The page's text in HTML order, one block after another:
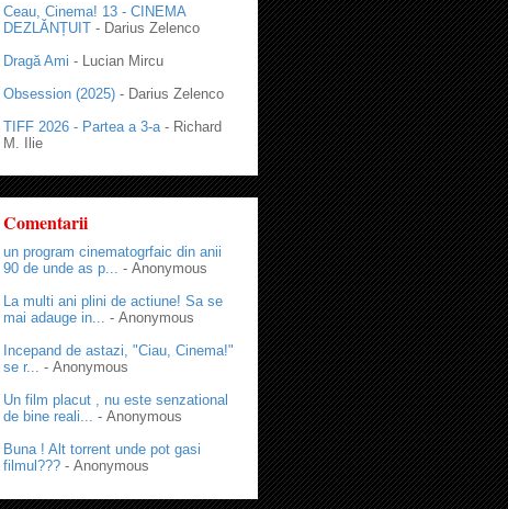
Ceau, Cinema! 13 - CINEMA
DEZLĂNȚUIT - Darius Zelenco
Dragă Ami - Lucian Mircu
Obsession (2025) - Darius Zelenco
TIFF 2026 - Partea a 3-a - Richard
M. Ilie
Comentarii
un program cinematogrfaic din anii
90 de unde as p... - Anonymous
La multi ani plini de actiune! Sa se
mai adauge in... - Anonymous
Incepand de astazi, "Ciau, Cinema!"
se r... - Anonymous
Un film placut , nu este senzational
de bine reali... - Anonymous
Buna ! Alt torrent unde pot gasi
filmul??? - Anonymous